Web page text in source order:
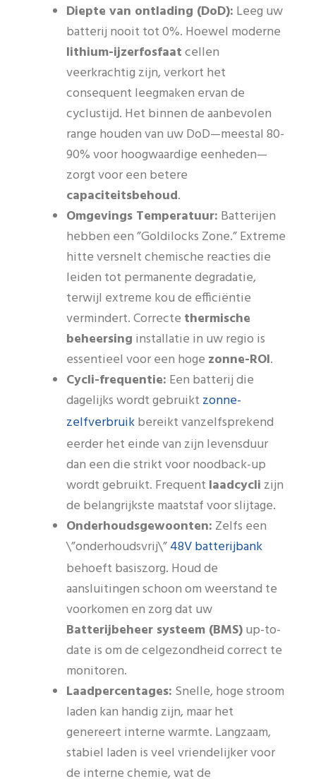
Diepte van ontlading (DoD): Leeg uw
batterij nooit tot 0%. Hoewel moderne
lithium-ijzerfosfaatcellen
veerkrachtig zijn, verkort het
consequent leegmaken ervan de
cyclustijd. Het binnen de aanbevolen
range houden van uw DoD—meestal 80-
90% voor hoogwaardige eenheden—
zorgt voor een betere
capaciteitsbehoud.
Omgevings Temperatuur: Batterijen
hebben een ”Goldilocks Zone.” Extreme
hitte versnelt chemische reacties die
leiden tot permanente degradatie,
terwijl extreme kou de efficiëntie
vermindert. Correcte thermische
beheersing installatie in uw regio is
essentieel voor een hoge zonne-ROI.
Cycli-frequentie: Een batterij die
dagelijks wordt gebruikt zonne-
zelfverbruikbereikt vanzelfsprekend
eerder het einde van zijn levensduur
dan een die strikt voor noodback-up
wordt gebruikt. Frequent laadcycli zijn
de belangrijkste maatstaf voor slijtage.
Onderhoudsgewoonten: Zelfs een
\”onderhoudsvrij\”48V batterijbank
behoeft basiszorg. Houd de
aansluitingen schoon om weerstand te
voorkomen en zorg dat uw
Batterijbeheer systeem (BMS)up-to-
date is om de celgezondheid correct te
monitoren.
Laadpercentages: Snelle, hoge stroom
laden kan handig zijn, maar het
genereert interne warmte. Langzaam,
stabiel laden is veel vriendelijker voor
de interne chemie, wat de